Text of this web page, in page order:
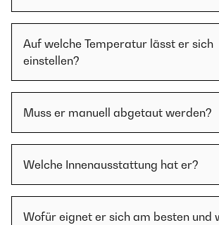
Auf welche Temperatur lässt er sich
einstellen?
Muss er manuell abgetaut werden?
Welche Innenausstattung hat er?
Wofür eignet er sich am besten und